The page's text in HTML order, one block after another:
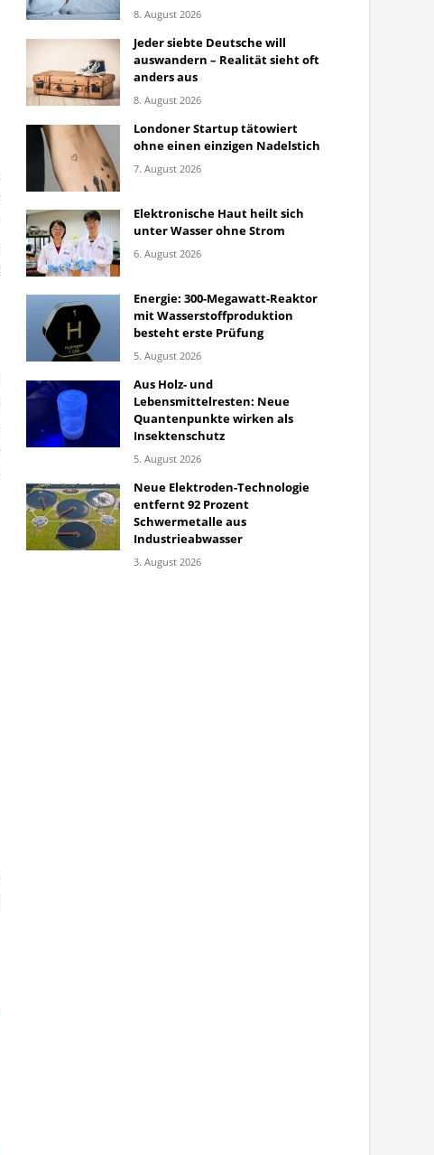
8. August 2026
Jeder siebte Deutsche will
auswandern – Realität sieht oft
anders aus
8. August 2026
Londoner Startup tätowiert
ohne einen einzigen Nadelstich
7. August 2026
Elektronische Haut heilt sich
unter Wasser ohne Strom
6. August 2026
Energie: 300-Megawatt-Reaktor
mit Wasserstoffproduktion
besteht erste Prüfung
5. August 2026
Aus Holz- und
Lebensmittelresten: Neue
Quantenpunkte wirken als
Insektenschutz
5. August 2026
Neue Elektroden-Technologie
entfernt 92 Prozent
Schwermetalle aus
Industrieabwasser
3. August 2026